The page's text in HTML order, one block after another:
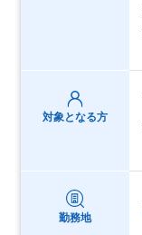
対象となる方
勤務地